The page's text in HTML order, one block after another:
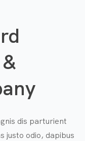
dis parturient
justo odio, dapibus